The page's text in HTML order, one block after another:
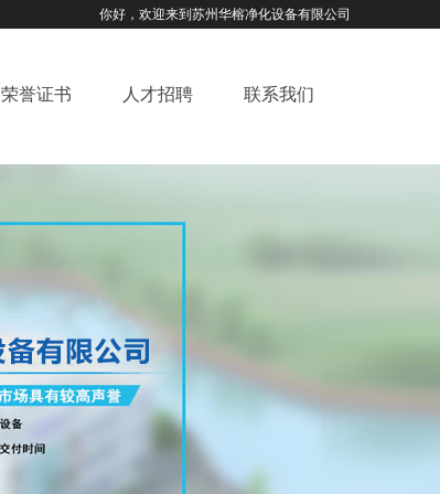
你好，欢迎来到苏州华榕净化设备有限公司
荣誉证书 人才招聘 联系我们